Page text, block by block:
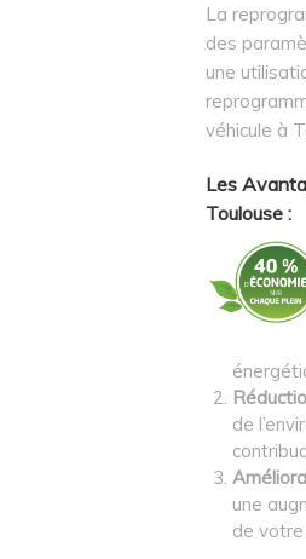
La
des
une
véhicule à
Les
Toulouse :
de
une
de votre